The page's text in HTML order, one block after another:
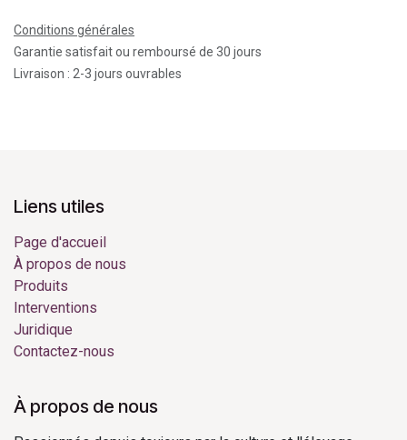
Conditions générales
Garantie satisfait ou remboursé de 30 jours
Livraison : 2-3 jours ouvrables
Liens utiles
Page d'accueil
À propos de nous
Produits
Interventions
Juridique
Contactez-nous
À propos de nous